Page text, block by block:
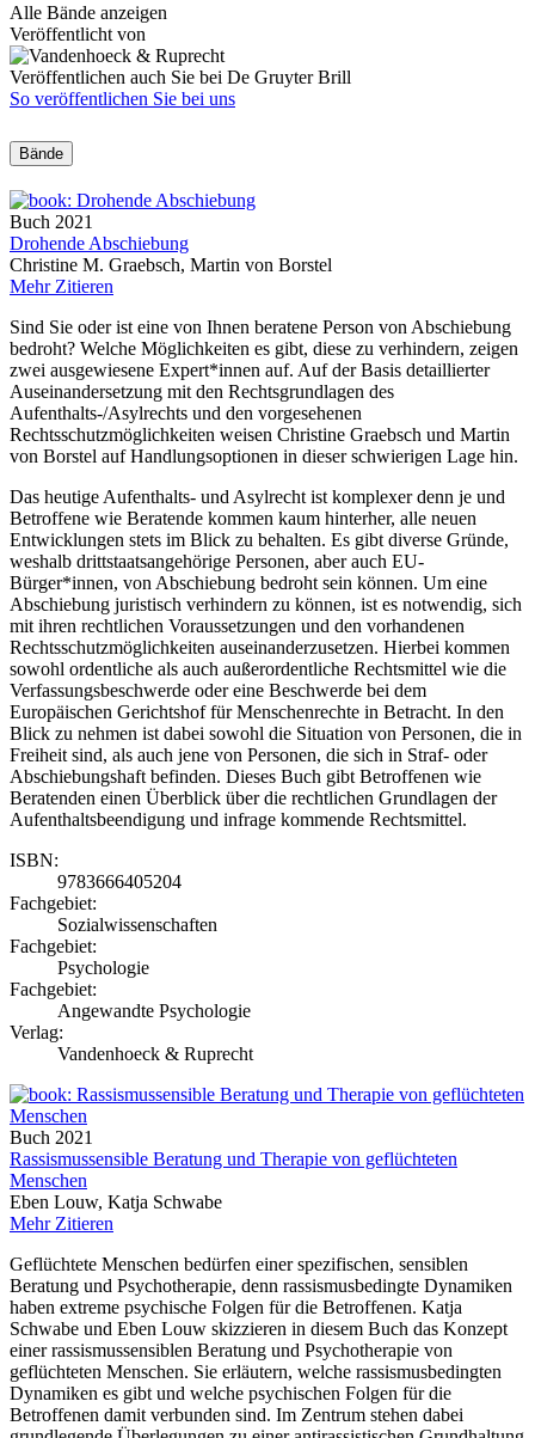
Alle Bände anzeigen
Veröffentlicht von
Veröffentlichen auch Sie bei De Gruyter Brill
So veröffentlichen Sie bei uns
Bände
Buch 2021
Drohende Abschiebung
Christine M. Graebsch, Martin von Borstel
Mehr Zitieren
Sind Sie oder ist eine von Ihnen beratene Person von Abschiebung
bedroht? Welche Möglichkeiten es gibt, diese zu verhindern, zeigen
zwei ausgewiesene Expert*innen auf. Auf der Basis detaillierter
Auseinandersetzung mit den Rechtsgrundlagen des
Aufenthalts-/Asylrechts und den vorgesehenen
Rechtsschutzmöglichkeiten weisen Christine Graebsch und Martin
von Borstel auf Handlungsoptionen in dieser schwierigen Lage hin.
Das heutige Aufenthalts- und Asylrecht ist komplexer denn je und
Betroffene wie Beratende kommen kaum hinterher, alle neuen
Entwicklungen stets im Blick zu behalten. Es gibt diverse Gründe,
weshalb drittstaatsangehörige Personen, aber auch EU-
Bürger*innen, von Abschiebung bedroht sein können. Um eine
Abschiebung juristisch verhindern zu können, ist es notwendig, sich
mit ihren rechtlichen Voraussetzungen und den vorhandenen
Rechtsschutzmöglichkeiten auseinanderzusetzen. Hierbei kommen
sowohl ordentliche als auch außerordentliche Rechtsmittel wie die
Verfassungsbeschwerde oder eine Beschwerde bei dem
Europäischen Gerichtshof für Menschenrechte in Betracht. In den
Blick zu nehmen ist dabei sowohl die Situation von Personen, die in
Freiheit sind, als auch jene von Personen, die sich in Straf- oder
Abschiebungshaft befinden. Dieses Buch gibt Betroffenen wie
Beratenden einen Überblick über die rechtlichen Grundlagen der
Aufenthaltsbeendigung und infrage kommende Rechtsmittel.
ISBN:
9783666405204
Fachgebiet:
Sozialwissenschaften
Fachgebiet:
Psychologie
Fachgebiet:
Angewandte Psychologie
Verlag:
Vandenhoeck & Ruprecht
Buch 2021
Rassismussensible Beratung und Therapie von geflüchteten
Menschen
Eben Louw, Katja Schwabe
Mehr Zitieren
Geflüchtete Menschen bedürfen einer spezifischen, sensiblen
Beratung und Psychotherapie, denn rassismusbedingte Dynamiken
haben extreme psychische Folgen für die Betroffenen. Katja
Schwabe und Eben Louw skizzieren in diesem Buch das Konzept
einer rassismussensiblen Beratung und Psychotherapie von
geflüchteten Menschen. Sie erläutern, welche rassismusbedingten
Dynamiken es gibt und welche psychischen Folgen für die
Betroffenen damit verbunden sind. Im Zentrum stehen dabei